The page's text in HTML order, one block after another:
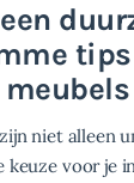
niet alleen
keuze voor je